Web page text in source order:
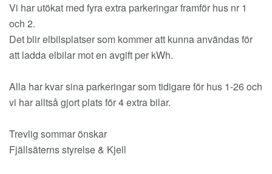
Vi har utökat med fyra extra parkeringar framför hus nr 1
och 2.
Det blir elbilsplatser som kommer att kunna användas för
att ladda elbilar mot en avgift per kWh.
Alla har kvar sina parkeringar som tidigare för hus 1-26 och
vi har alltså gjort plats för 4 extra bilar.
Trevlig sommar önskar
Fjällsäterns styrelse & Kjell